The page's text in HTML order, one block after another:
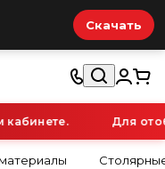
Скачать
Для